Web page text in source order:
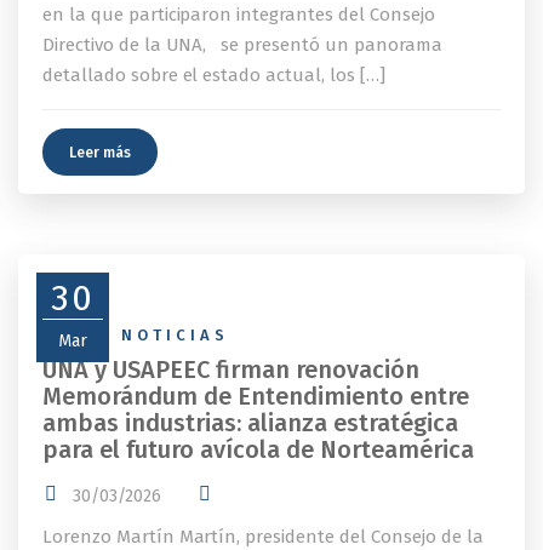
en la que participaron integrantes del Consejo
Directivo de la UNA, se presentó un panorama
detallado sobre el estado actual, los […]
Leer más
30
Mar
NEWS NOTICIAS
UNA y USAPEEC firman renovación
Memorándum de Entendimiento entre
ambas industrias: alianza estratégica
para el futuro avícola de Norteamérica
30/03/2026
Lorenzo Martín Martín, presidente del Consejo de la